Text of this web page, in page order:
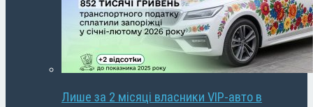
Лише за 2 місяці власники VIP-авто в